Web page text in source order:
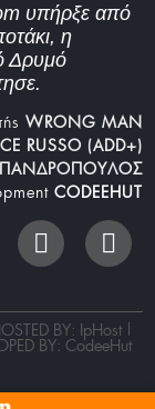
υπήρξε από
η
Δρυμό
WRONG MAN
RUSSO (ADD+)
CODEEHUT
BY: IpHost |
BY: CodeeHut